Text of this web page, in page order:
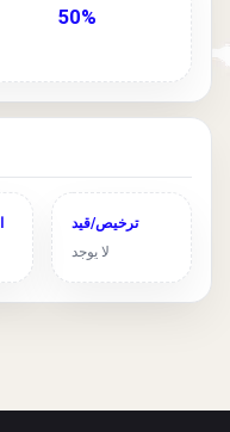
50%
ترخيص/قيد
لا يوجد